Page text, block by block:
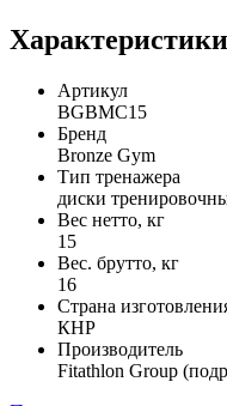
Характеристики
Артикул
BGBMC15
Бренд
Bronze Gym
Тип тренажера
диски
Вес нетто, кг
15
Вес. брутто, кг
16
Страна
КНР
Производитель
Fitathlon Group